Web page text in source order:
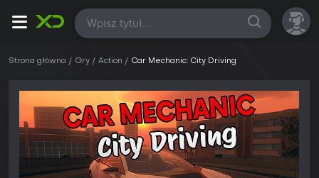
Wszystkie
Strona główna Gry Action Car Mechanic: City Driving